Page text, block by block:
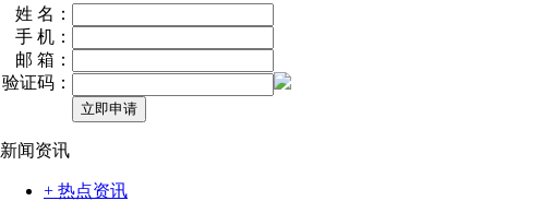
姓 名：
手 机：
邮 箱：
验证码：
新闻资讯
+ 热点资讯